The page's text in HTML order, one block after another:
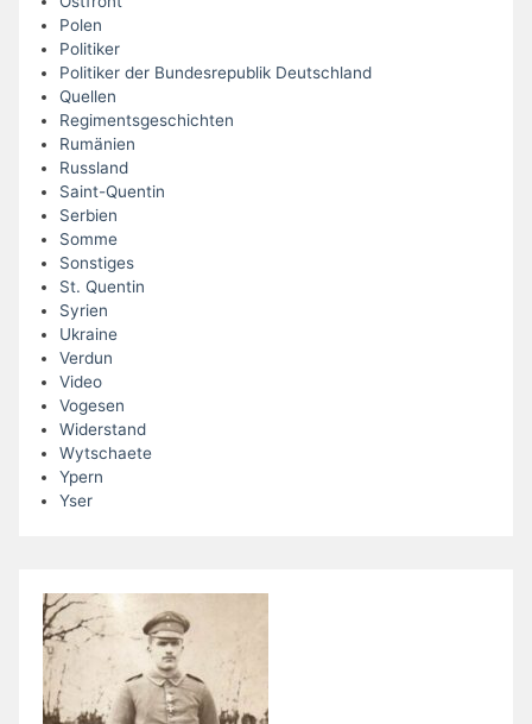
Polen
Politiker
Politiker der Bundesrepublik Deutschland
Quellen
Regimentsgeschichten
Rumänien
Russland
Saint-Quentin
Serbien
Somme
Sonstiges
St. Quentin
Syrien
Ukraine
Verdun
Video
Vogesen
Widerstand
Wytschaete
Ypern
Yser